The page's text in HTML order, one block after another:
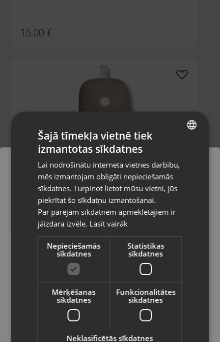
15.00 €
Rockbox Bold X
Limbaži, Rīgas iela 7
Stāvoklis Ilgstoši lietots (Garantija 14 dienas)
12.00€
Sony SRS-ULT10
Pasūtījumi tiks piegādāti uz
izvēlēto valsti
Vietnes saturs būs attēlots izvēlētajā
valodā
Valsts
Latviešu / Latvian
RUSSIAN
Šajā tīmekļa vietnē tiek
izmantotas sīkdatnes
Lai nodrošinātu interneta vietnes darbību,
mēs izmantojam obligāti nepieciešamās
sīkdatnes. Turpinot lietot mūsu vietni, jūs
piekrītat šo sīkdatņu izmantošanai.
Par pārējām sīkdatnēm apmeklētājiem ir
jāizdara izvēle. Lasīt vairāk
Nepieciešamās
sīkdatnes
Statistikas
sīkdatnes
Mērķēšanas
sīkdatnes
Funkcionalitātes
sīkdatnes
Neklasificētās sīkdatnes